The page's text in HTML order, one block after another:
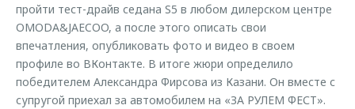
пройти тест-драйв седана S5 в любом дилерском центре
OMODA&JAECOO, а после этого описать свои
впечатления, опубликовать фото и видео в своем
профиле во ВКонтакте. В итоге жюри определило
победителем Александра Фирсова из Казани. Он вместе с
супругой приехал за автомобилем на «ЗА РУЛЕМ ФЕСТ».